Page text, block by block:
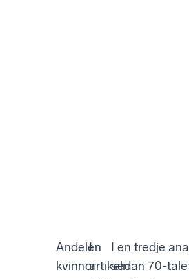
Andelen
kvinnor
I
artikeln
I en tredje
sedan 70-